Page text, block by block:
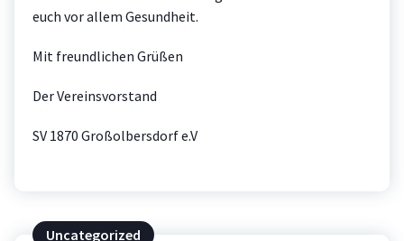
euch vor allem Gesundheit.
Mit freundlichen Grüßen
Der Vereinsvorstand
SV 1870 Großolbersdorf e.V
Uncategorized